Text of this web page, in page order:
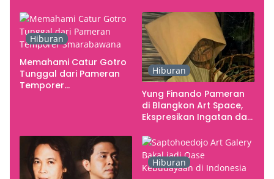
Hiburan
Memahami Catur Gotro
Tunggal dari Pameran
Temporer
Hiburan
Yung Finando Pameran
di Blangkon Art Space,
Ekspresikan Ingatan dan
Hiburan